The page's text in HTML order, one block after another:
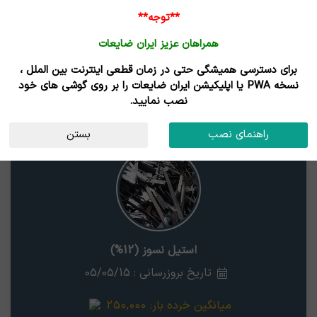
قیمت ضایعات استیل نسوز (12%)
استان
استیل نسوز (12%)
تاریخ بروزرسانی : 05/05/15
میانگین خرده بار: 250,000
**توجه**
همراهان عزیز ایران ضایعات
برای دسترسی همیشگی حتی در زمان قطعی اینترنت بین الملل ،
نسخه PWA یا اپلیکیشن ایران ضایعات را بر روی گوشی های خود
نصب نمایید.
راهنمای نصب بستن